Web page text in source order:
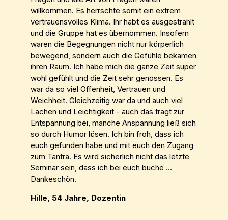
willkommen. Es herrschte somit ein extrem
vertrauensvolles Klima. Ihr habt es ausgestrahlt
und die Gruppe hat es übernommen. Insofern
waren die Begegnungen nicht nur körperlich
bewegend, sondern auch die Gefühle bekamen
ihren Raum. Ich habe mich die ganze Zeit super
wohl gefühlt und die Zeit sehr genossen. Es
war da so viel Offenheit, Vertrauen und
Weichheit. Gleichzeitig war da und auch viel
Lachen und Leichtigkeit - auch das trägt zur
Entspannung bei, manche Anspannung ließ sich
so durch Humor lösen. Ich bin froh, dass ich
euch gefunden habe und mit euch den Zugang
zum Tantra. Es wird sicherlich nicht das letzte
Seminar sein, dass ich bei euch buche ...
Dankeschön.
Hille, 54 Jahre, Dozentin